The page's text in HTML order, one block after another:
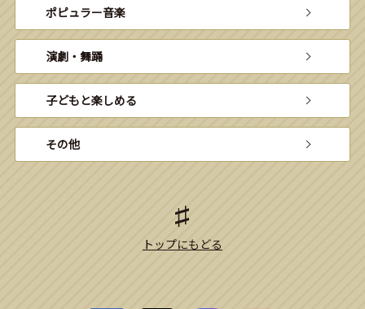
ポピュラー音楽
演劇・舞踊
子どもと楽しめる
その他
トップにもどる